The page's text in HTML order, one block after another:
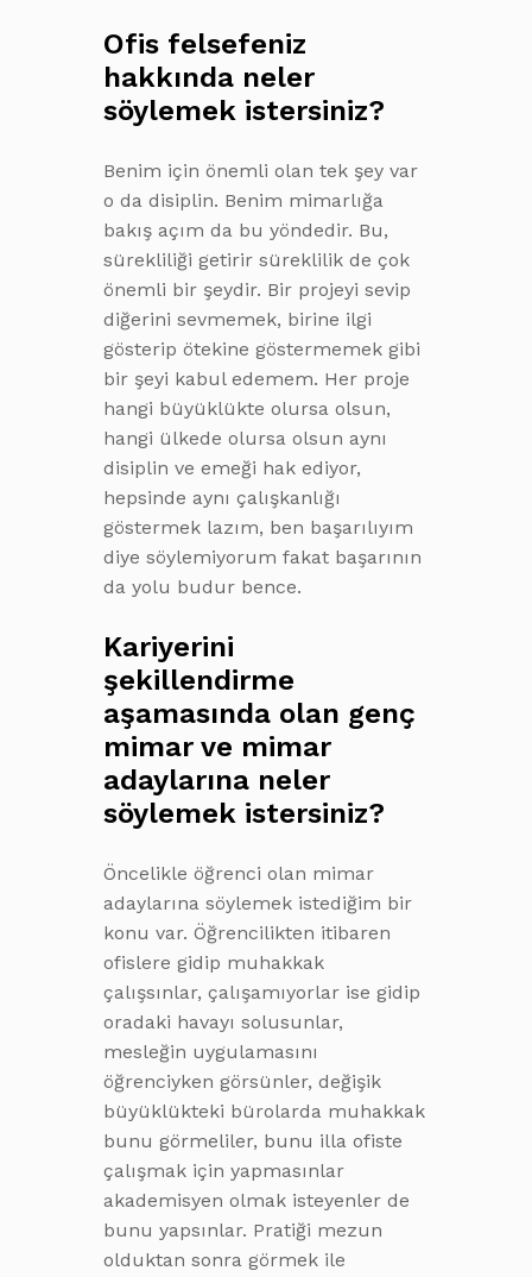
Ofis felsefeniz
hakkında neler
söylemek istersiniz?
Benim için önemli olan tek şey var
o da disiplin. Benim mimarlığa
bakış açım da bu yöndedir. Bu,
sürekliliği getirir süreklilik de çok
önemli bir şeydir. Bir projeyi sevip
diğerini sevmemek, birine ilgi
gösterip ötekine göstermemek gibi
bir şeyi kabul edemem. Her proje
hangi büyüklükte olursa olsun,
hangi ülkede olursa olsun aynı
disiplin ve emeği hak ediyor,
hepsinde aynı çalışkanlığı
göstermek lazım, ben başarılıyım
diye söylemiyorum fakat başarının
da yolu budur bence.
Kariyerini
şekillendirme
aşamasında olan genç
mimar ve mimar
adaylarına neler
söylemek istersiniz?
Öncelikle öğrenci olan mimar
adaylarına söylemek istediğim bir
konu var. Öğrencilikten itibaren
ofislere gidip muhakkak
çalışsınlar, çalışamıyorlar ise gidip
oradaki havayı solusunlar,
mesleğin uygulamasını
öğrenciyken görsünler, değişik
büyüklükteki bürolarda muhakkak
bunu görmeliler, bunu illa ofiste
çalışmak için yapmasınlar
akademisyen olmak isteyenler de
bunu yapsınlar. Pratiği mezun
olduktan sonra görmek ile